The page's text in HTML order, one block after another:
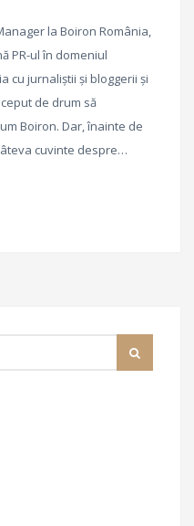
la Boiron România,
PR-ul în domeniul
cu jurnaliștii și bloggerii și
de drum să
Boiron. Dar, înainte de
cuvinte despre…